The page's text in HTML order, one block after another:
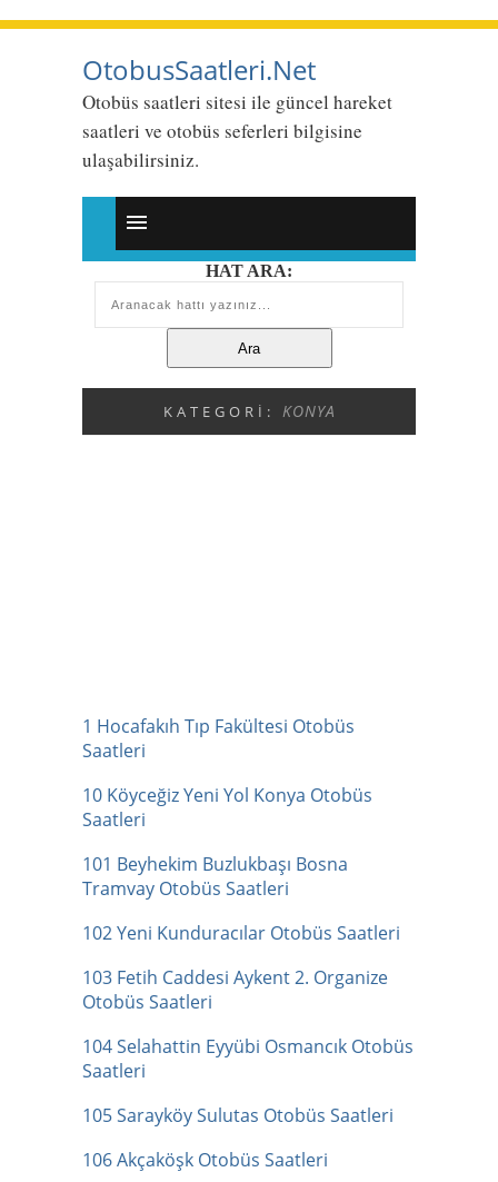
OtobusSaatleri.Net
Otobüs saatleri sitesi ile güncel hareket
saatleri ve otobüs seferleri bilgisine
ulaşabilirsiniz.
HAT ARA:
KATEGORI: KONYA
1 Hocafakıh Tıp Fakültesi Otobüs
Saatleri
10 Köyceğiz Yeni Yol Konya Otobüs
Saatleri
101 Beyhekim Buzlukbaşı Bosna
Tramvay Otobüs Saatleri
102 Yeni Kunduracılar Otobüs Saatleri
103 Fetih Caddesi Aykent 2. Organize
Otobüs Saatleri
104 Selahattin Eyyübi Osmancık Otobüs
Saatleri
105 Sarayköy Sulutas Otobüs Saatleri
106 Akçaköşk Otobüs Saatleri